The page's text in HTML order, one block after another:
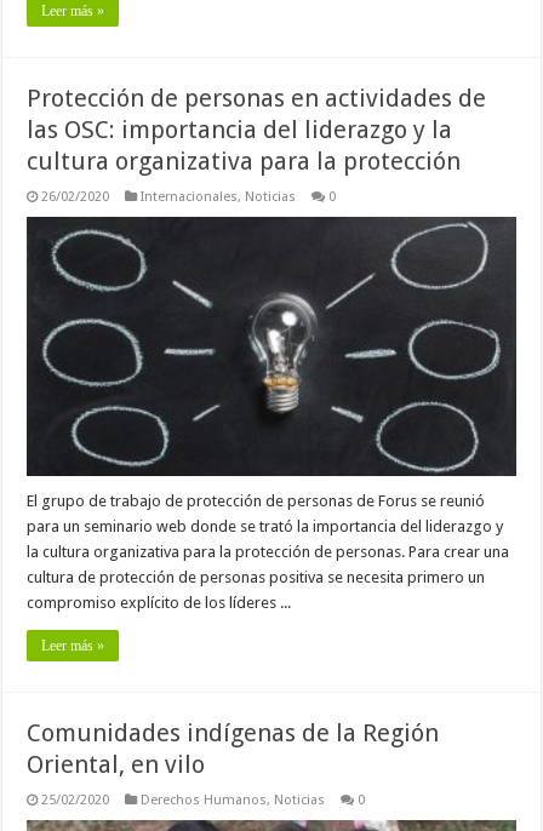
Leer más »
Protección de personas en actividades de
las OSC: importancia del liderazgo y la
cultura organizativa para la protección
26/02/2020 Internacionales, Noticias 0
El grupo de trabajo de protección de personas de Forus se reunió
para un seminario web donde se trató la importancia del liderazgo y
la cultura organizativa para la protección de personas. Para crear una
cultura de protección de personas positiva se necesita primero un
compromiso explícito de los líderes ...
Leer más »
Comunidades indígenas de la Región
Oriental, en vilo
25/02/2020 Derechos Humanos, Noticias 0